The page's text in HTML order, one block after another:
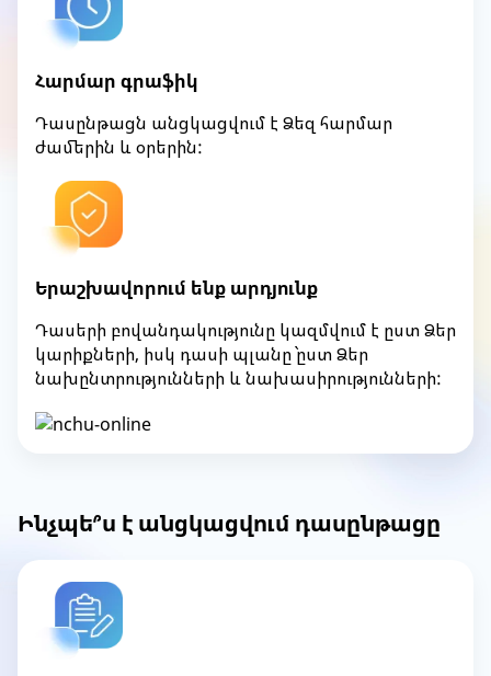
Հարմար գրաֆիկ
Դասընթացն անցկացվում է Ձեզ հարմար
ժամերին և օրերին:
Երաշխավորում ենք արդյունք
Դասերի բովանդակությունը կազմվում է ըստ Ձեր
կարիքների, իսկ դասի պլանը` ըստ Ձեր
նախընտրությունների և նախասիրությունների:
Ինչպե՞ս է անցկացվում դասընթացը